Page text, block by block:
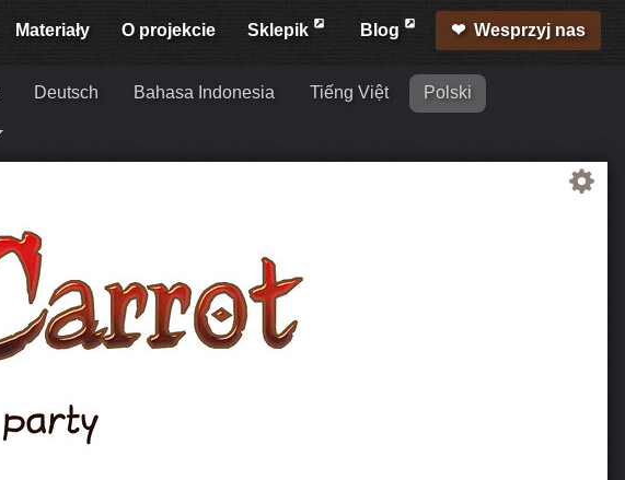
Materiały O projekcie Sklepik Blog Wesprzyj nas
Deutsch Bahasa Indonesia Tiếng Việt Polski